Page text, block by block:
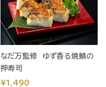
なだ万監修 ゆず香る焼鯖の
押寿司
¥1,490